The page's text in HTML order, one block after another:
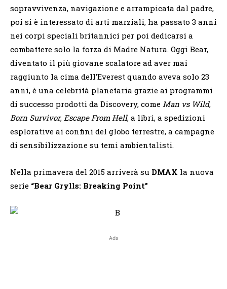
sopravvivenza, navigazione e arrampicata dal padre,
poi si è interessato di arti marziali, ha passato 3 anni
nei corpi speciali britannici per poi dedicarsi a
combattere solo la forza di Madre Natura. Oggi Bear,
diventato il più giovane scalatore ad aver mai
raggiunto la cima dell’Everest quando aveva solo 23
anni, è una celebrità planetaria grazie ai programmi
di successo prodotti da Discovery, come Man vs Wild,
Born Survivor, Escape From Hell, a libri, a spedizioni
esplorative ai confini del globo terrestre, a campagne
di sensibilizzazione su temi ambientalisti.
Nella primavera del 2015 arriverà su DMAX la nuova
serie “Bear Grylls: Breaking Point”
Ads